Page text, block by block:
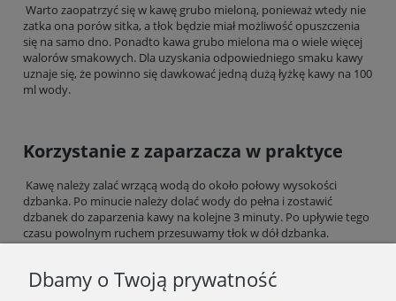
Warto zaopatrzyć się w kawę grubo mieloną, ponieważ wtedy nie
zatka ona porów sitka, a tłok będzie miał możliwość opuszczenia
się na samo dno. Ponadto kawa grubo mielona ma o wiele więcej
walorów smakowych. Dla uzyskania odpowiedniego smaku kawy
uznaje się, że powinno się dawkować jedną dużą łyżkę kawy na 100
ml wody.
Korzystanie z zaparzacza w praktyce
Kawę należy zalać wrzącą wodą do około połowy wysokości
dzbanka. Po minucie należy dolać wody do pełna i zostawić
dzbanek do zaparzenia kawy na kolejne 3 minuty. Po upływie tego
czasu powolnym ruchem przesuwamy tłok w dół dzbanka.
Pozostaje już tylko jedno - przelać kawę do ulubionego kubka lub
Dbamy o Twoją prywatność